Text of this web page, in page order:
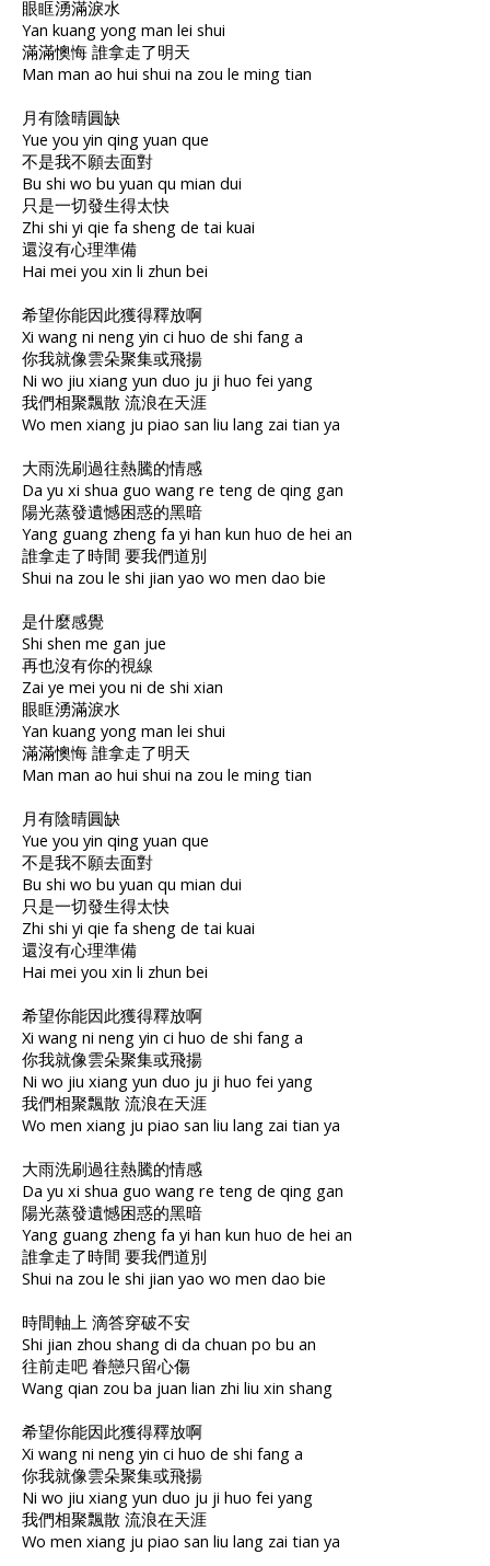
眼眶湧滿淚水
Yan kuang yong man lei shui
滿滿懊悔 誰拿走了明天
Man man ao hui shui na zou le ming tian
月有陰晴圓缺
Yue you yin qing yuan que
不是我不願去面對
Bu shi wo bu yuan qu mian dui
只是一切發生得太快
Zhi shi yi qie fa sheng de tai kuai
還沒有心理準備
Hai mei you xin li zhun bei
希望你能因此獲得釋放啊
Xi wang ni neng yin ci huo de shi fang a
你我就像雲朵聚集或飛揚
Ni wo jiu xiang yun duo ju ji huo fei yang
我們相聚飄散 流浪在天涯
Wo men xiang ju piao san liu lang zai tian ya
大雨洗刷過往熱騰的情感
Da yu xi shua guo wang re teng de qing gan
陽光蒸發遺憾困惑的黑暗
Yang guang zheng fa yi han kun huo de hei an
誰拿走了時間 要我們道別
Shui na zou le shi jian yao wo men dao bie
是什麼感覺
Shi shen me gan jue
再也沒有你的視線
Zai ye mei you ni de shi xian
眼眶湧滿淚水
Yan kuang yong man lei shui
滿滿懊悔 誰拿走了明天
Man man ao hui shui na zou le ming tian
月有陰晴圓缺
Yue you yin qing yuan que
不是我不願去面對
Bu shi wo bu yuan qu mian dui
只是一切發生得太快
Zhi shi yi qie fa sheng de tai kuai
還沒有心理準備
Hai mei you xin li zhun bei
希望你能因此獲得釋放啊
Xi wang ni neng yin ci huo de shi fang a
你我就像雲朵聚集或飛揚
Ni wo jiu xiang yun duo ju ji huo fei yang
我們相聚飄散 流浪在天涯
Wo men xiang ju piao san liu lang zai tian ya
大雨洗刷過往熱騰的情感
Da yu xi shua guo wang re teng de qing gan
陽光蒸發遺憾困惑的黑暗
Yang guang zheng fa yi han kun huo de hei an
誰拿走了時間 要我們道別
Shui na zou le shi jian yao wo men dao bie
時間軸上 滴答穿破不安
Shi jian zhou shang di da chuan po bu an
往前走吧 眷戀只留心傷
Wang qian zou ba juan lian zhi liu xin shang
希望你能因此獲得釋放啊
Xi wang ni neng yin ci huo de shi fang a
你我就像雲朵聚集或飛揚
Ni wo jiu xiang yun duo ju ji huo fei yang
我們相聚飄散 流浪在天涯
Wo men xiang ju piao san liu lang zai tian ya